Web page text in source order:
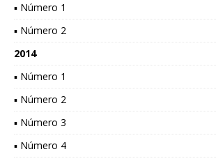
▪ Número 1
▪ Número 2
2014
▪ Número 1
▪ Número 2
▪ Número 3
▪ Número 4